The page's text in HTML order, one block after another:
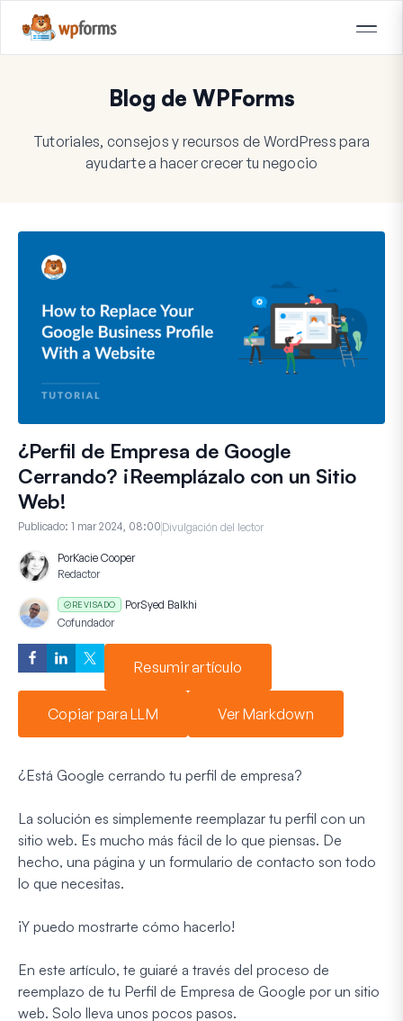
Blog de WPForms
Tutoriales, consejos y recursos de WordPress para
ayudarte a hacer crecer tu negocio
¿Perfil de Empresa de Google
Cerrando? ¡Reemplázalo con un Sitio
Web!
Publicado: 1 mar 2024, 08:00 Divulgación del lector
PorKacie Cooper
Redactor
REVISADO PorSyed Balkhi
Cofundador
Resumir artículo
Copiar para LLM Ver Markdown
¿Está Google cerrando tu perfil de empresa?
La solución es simplemente reemplazar tu perfil con un
sitio web. Es mucho más fácil de lo que piensas. De
hecho, una página y un formulario de contacto son todo
lo que necesitas.
¡Y puedo mostrarte cómo hacerlo!
En este artículo, te guiaré a través del proceso de
reemplazo de tu Perfil de Empresa de Google por un sitio
web. Solo lleva unos pocos pasos.